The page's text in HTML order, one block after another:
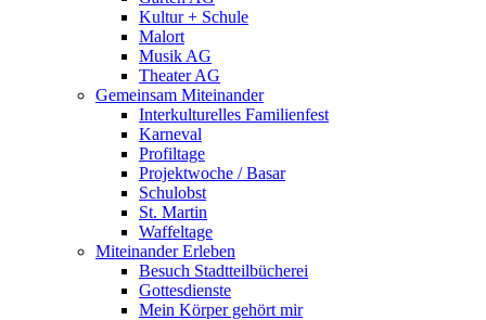
Kultur + Schule
Malort
Musik AG
Theater AG
Gemeinsam Miteinander
Interkulturelles Familienfest
Karneval
Profiltage
Projektwoche / Basar
Schulobst
St. Martin
Waffeltage
Miteinander Erleben
Besuch Stadtteilbücherei
Gottesdienste
Mein Körper gehört mir